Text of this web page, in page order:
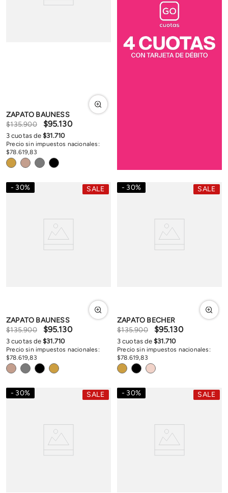
ZAPATO BAUNESS
$135.900 $95.130
Precio sin impuestos nacionales:
$78 619,83
3 cuotas de$31.710
30% SALE
ZAPATO BAUNESS
$135.900 $95.130
Precio sin impuestos nacionales:
$78 619,83
3 cuotas de$31.710
30% SALE
ZAPATO BECHER
$135.900 $95.130
Precio sin impuestos nacionales:
$78 619,83
3 cuotas de$31.710
30% SALE 30% SALE